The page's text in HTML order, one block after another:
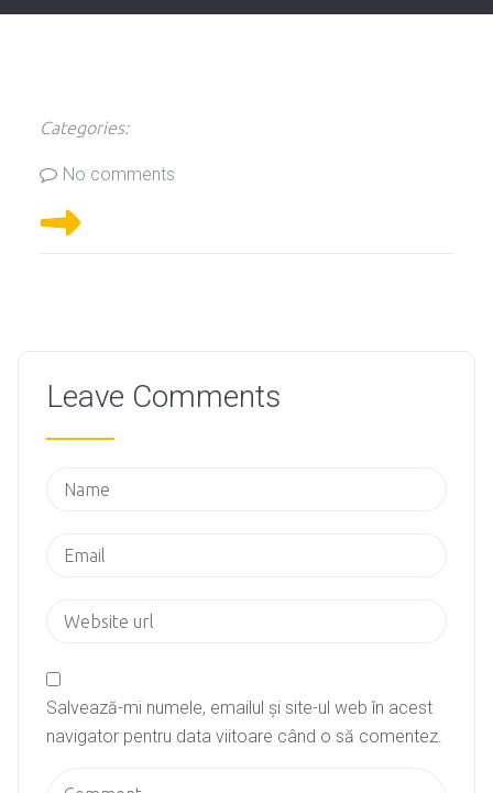
Categories:
No comments
Leave Comments
Salvează-mi numele, emailul și site-ul web în acest
navigator pentru data viitoare când o să comentez.